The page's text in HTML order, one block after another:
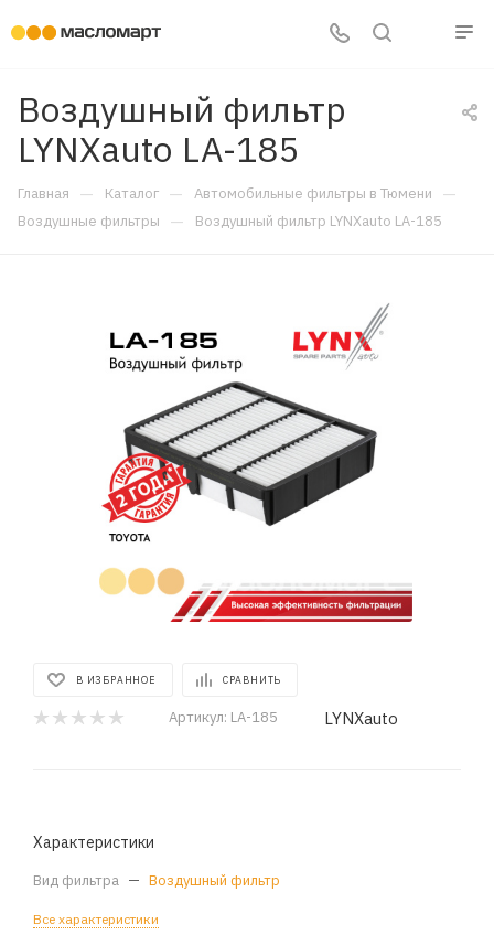
Воздушный фильтр
LYNXauto LA-185
Главная — Каталог — Автомобильные фильтры в Тюмени —
Воздушные фильтры — Воздушный фильтр LYNXauto LA-185
В ИЗБРАННОЕ СРАВНИТЬ
Артикул: LA-185 LYNXauto
Характеристики
Вид фильтра — Воздушный фильтр
Все характеристики